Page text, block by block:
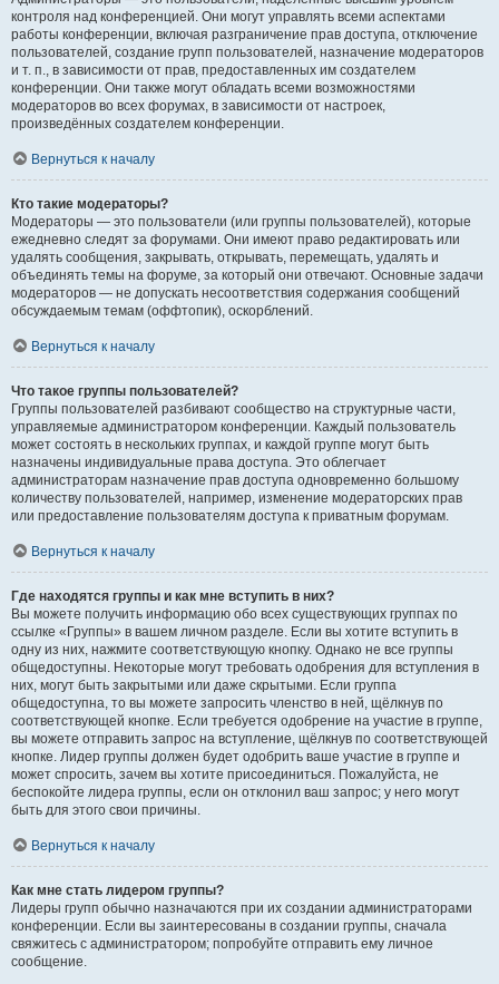
контроля над конференцией. Они могут управлять всеми аспектами
работы конференции, включая разграничение прав доступа, отключение
пользователей, создание групп пользователей, назначение модераторов
и т. п., в зависимости от прав, предоставленных им создателем
конференции. Они также могут обладать всеми возможностями
модераторов во всех форумах, в зависимости от настроек,
произведённых создателем конференции.
Вернуться к началу
Кто такие модераторы?
Модераторы — это пользователи (или группы пользователей), которые
ежедневно следят за форумами. Они имеют право редактировать или
удалять сообщения, закрывать, открывать, перемещать, удалять и
объединять темы на форуме, за который они отвечают. Основные задачи
модераторов — не допускать несоответствия содержания сообщений
обсуждаемым темам (оффтопик), оскорблений.
Вернуться к началу
Что такое группы пользователей?
Группы пользователей разбивают сообщество на структурные части,
управляемые администратором конференции. Каждый пользователь
может состоять в нескольких группах, и каждой группе могут быть
назначены индивидуальные права доступа. Это облегчает
администраторам назначение прав доступа одновременно большому
количеству пользователей, например, изменение модераторских прав
или предоставление пользователям доступа к приватным форумам.
Вернуться к началу
Где находятся группы и как мне вступить в них?
Вы можете получить информацию обо всех существующих группах по
ссылке «Группы» в вашем личном разделе. Если вы хотите вступить в
одну из них, нажмите соответствующую кнопку. Однако не все группы
общедоступны. Некоторые могут требовать одобрения для вступления в
них, могут быть закрытыми или даже скрытыми. Если группа
общедоступна, то вы можете запросить членство в ней, щёлкнув по
соответствующей кнопке. Если требуется одобрение на участие в группе,
вы можете отправить запрос на вступление, щёлкнув по соответствующей
кнопке. Лидер группы должен будет одобрить ваше участие в группе и
может спросить, зачем вы хотите присоединиться. Пожалуйста, не
беспокойте лидера группы, если он отклонил ваш запрос; у него могут
быть для этого свои причины.
Вернуться к началу
Как мне стать лидером группы?
Лидеры групп обычно назначаются при их создании администраторами
конференции. Если вы заинтересованы в создании группы, сначала
свяжитесь с администратором; попробуйте отправить ему личное
сообщение.